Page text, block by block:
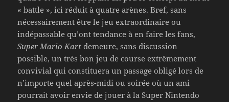
« battle », ici réduit à quatre arènes. Bref, sans
nécessairement être le jeu extraordinaire ou
indépassable qu’ont tendance à en faire les fans,
Super Mario Kart demeure, sans discussion
possible, un très bon jeu de course extrêmement
convivial qui constituera un passage obligé lors de
n’importe quel après-midi ou soirée où un ami
pourrait avoir envie de jouer à la Super Nintendo